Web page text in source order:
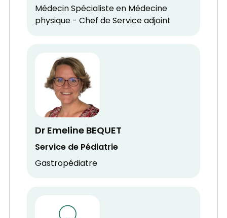
Médecin Spécialiste en Médecine
physique - Chef de Service adjoint
Dr Emeline BEQUET
Service de Pédiatrie
Gastropédiatre